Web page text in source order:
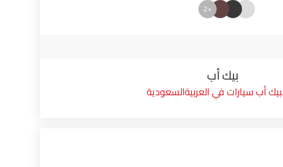
+2
بيك أب
بيك أب سيارات في العربيةالسعودية